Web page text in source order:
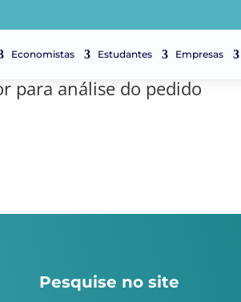
Economistas Estudantes Empresas
para análise do pedido
Pesquise no site